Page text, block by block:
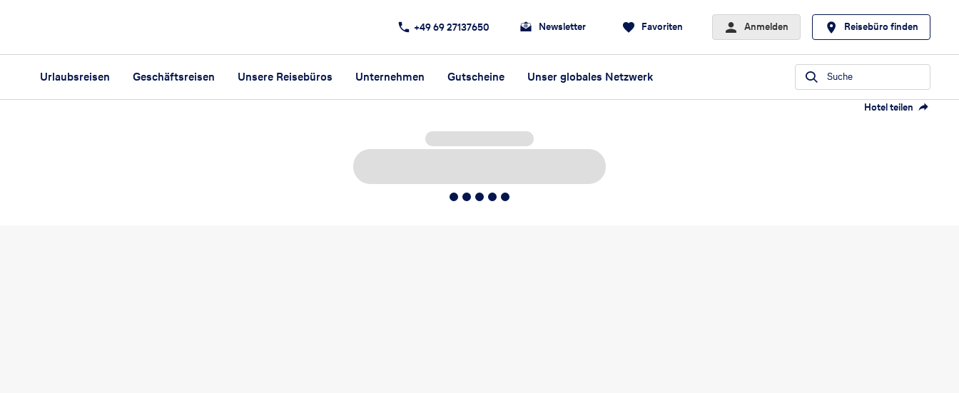
+49 69 27137650 Newsletter Favoriten Anmelden Reisebüro finden
Urlaubsreisen Geschäftsreisen Unsere Reisebüros Unternehmen Gutscheine Unser globales Netzwerk Suche
Hotel teilen
5